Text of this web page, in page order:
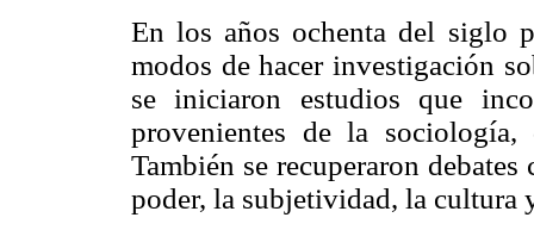
En los años ochenta del siglo
modos de hacer investigación
se iniciaron estudios que
provenientes de la
También se recuperaron
poder, la subjetividad, la cultura